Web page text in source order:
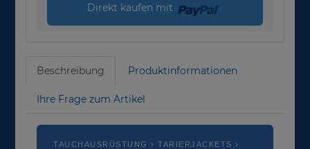
Direkt kaufen mit
Beschreibung Produktinformationen
Ihre Frage zum Artikel
TAUCHAUSRÜSTUNG › TARIERJACKETS ›